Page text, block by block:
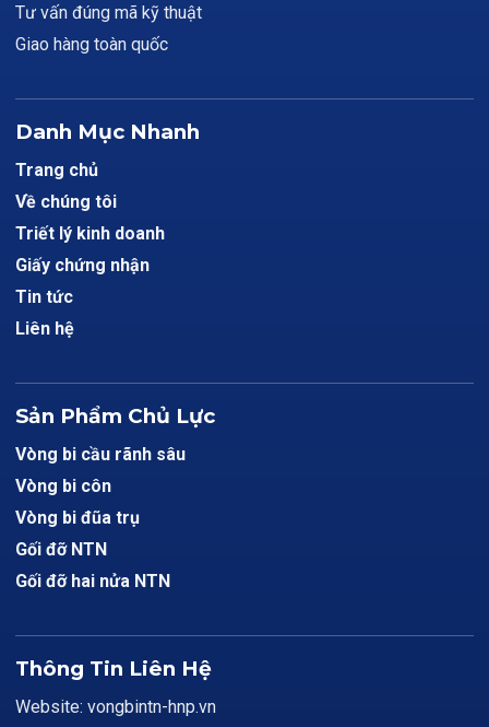
Tư vấn đúng mã kỹ thuật
Giao hàng toàn quốc
Danh Mục Nhanh
Trang chủ
Về chúng tôi
Triết lý kinh doanh
Giấy chứng nhận
Tin tức
Liên hệ
Sản Phẩm Chủ Lực
Vòng bi cầu rãnh sâu
Vòng bi côn
Vòng bi đũa trụ
Gối đỡ NTN
Gối đỡ hai nửa NTN
Thông Tin Liên Hệ
Website: vongbintn-hnp.vn